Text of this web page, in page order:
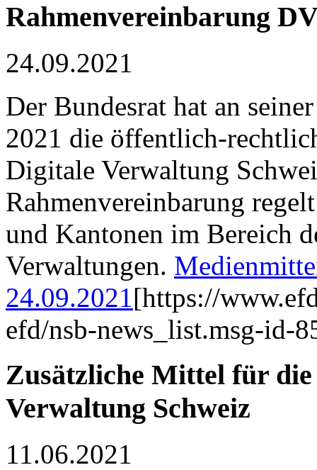
Rahmenvereinbarung
24.09.2021
Der Bundesrat hat an
2021 die öffentlich-
Digitale Verwaltung
Rahmenvereinbarung
und Kantonen im Bereich
Verwaltungen.
24.09.2021[https://
efd/nsb-news_list.msg-id-
Zusätzliche Mittel für
Verwaltung Schweiz
11.06.2021